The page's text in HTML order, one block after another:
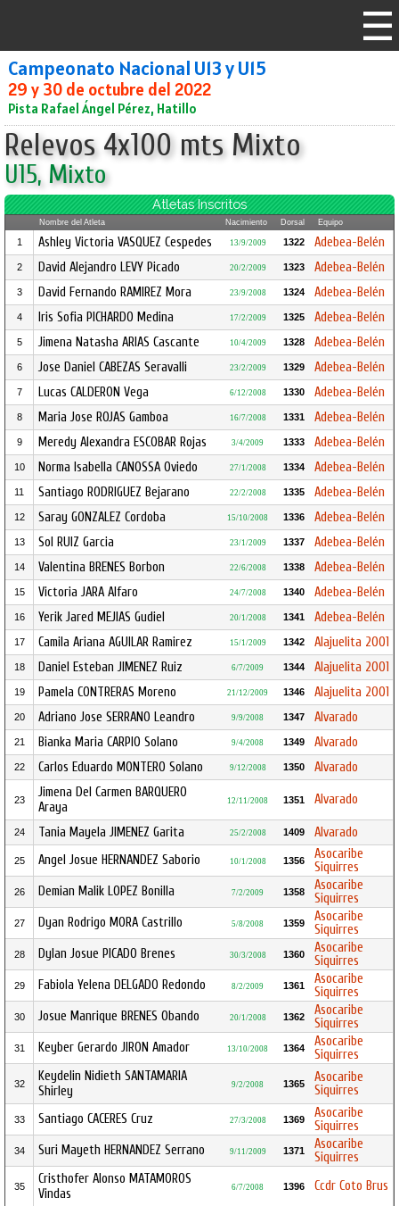
Campeonato Nacional U13 y U15
29 y 30 de octubre del 2022
Pista Rafael Ángel Pérez, Hatillo
Relevos 4x100 mts Mixto
U15, Mixto
Atletas Inscritos
Nombre del Atleta Nacimiento Dorsal Equipo
1 Ashley Victoria VASQUEZ Cespedes 13/9/2009 1322 Adebea-Belén
2 David Alejandro LEVY Picado 20/2/2009 1323 Adebea-Belén
3 David Fernando RAMIREZ Mora 23/9/2008 1324 Adebea-Belén
4 Iris Sofia PICHARDO Medina 17/2/2009 1325 Adebea-Belén
5 Jimena Natasha ARIAS Cascante 10/4/2009 1328 Adebea-Belén
6 Jose Daniel CABEZAS Seravalli 23/2/2009 1329 Adebea-Belén
7 Lucas CALDERON Vega 6/12/2008 1330 Adebea-Belén
8 Maria Jose ROJAS Gamboa 16/7/2008 1331 Adebea-Belén
9 Meredy Alexandra ESCOBAR Rojas 3/4/2009 1333 Adebea-Belén
10 Norma Isabella CANOSSA Oviedo 27/1/2008 1334 Adebea-Belén
11 Santiago RODRIGUEZ Bejarano 22/2/2008 1335 Adebea-Belén
12 Saray GONZALEZ Cordoba 15/10/2008 1336 Adebea-Belén
13 Sol RUIZ Garcia 23/1/2009 1337 Adebea-Belén
14 Valentina BRENES Borbon 22/6/2008 1338 Adebea-Belén
15 Victoria JARA Alfaro 24/7/2008 1340 Adebea-Belén
16 Yerik Jared MEJIAS Gudiel 20/1/2008 1341 Adebea-Belén
17 Camila Ariana AGUILAR Ramirez 15/1/2009 1342 Alajuelita 2001
18 Daniel Esteban JIMENEZ Ruiz 6/7/2009 1344 Alajuelita 2001
19 Pamela CONTRERAS Moreno 21/12/2009 1346 Alajuelita 2001
20 Adriano Jose SERRANO Leandro 9/9/2008 1347 Alvarado
21 Bianka Maria CARPIO Solano 9/4/2008 1349 Alvarado
22 Carlos Eduardo MONTERO Solano 9/12/2008 1350 Alvarado
23
Jimena Del Carmen BARQUERO
Araya
12/11/2008 1351 Alvarado
24 Tania Mayela JIMENEZ Garita 25/2/2008 1409 Alvarado
25 Angel Josue HERNANDEZ Saborio 10/1/2008 1356
Asocaribe
Siquirres
26 Demian Malik LOPEZ Bonilla 7/2/2009 1358
Asocaribe
Siquirres
27 Dyan Rodrigo MORA Castrillo 5/8/2008 1359
Asocaribe
Siquirres
28 Dylan Josue PICADO Brenes 30/3/2008 1360
Asocaribe
Siquirres
29 Fabiola Yelena DELGADO Redondo 8/2/2009 1361
Asocaribe
Siquirres
30 Josue Manrique BRENES Obando 20/1/2008 1362
Asocaribe
Siquirres
31 Keyber Gerardo JIRON Amador 13/10/2008 1364
Asocaribe
Siquirres
32
Keydelin Nidieth SANTAMARIA
Shirley
9/2/2008 1365
Asocaribe
Siquirres
33 Santiago CACERES Cruz 27/3/2008 1369
Asocaribe
Siquirres
34 Suri Mayeth HERNANDEZ Serrano 9/11/2009 1371
Asocaribe
Siquirres
35
Cristhofer Alonso MATAMOROS
Vindas
6/7/2008 1396 Ccdr Coto Brus